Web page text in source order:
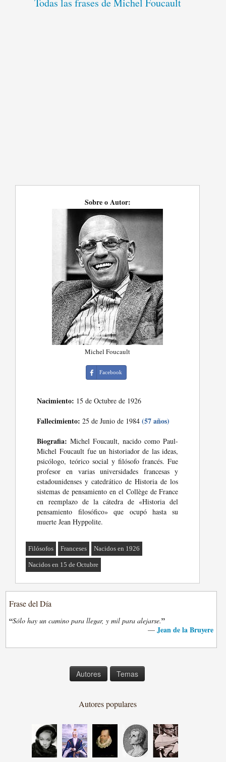
Todas las frases de Michel Foucault
Sobre o Autor:
Michel Foucault
Facebook
Nacimiento: 15 de Octubre de 1926
Fallecimiento: 25 de Junio de 1984(57 años)
Biografia: Michel Foucault, nacido como Paul-
Michel Foucault fue un historiador de las ideas,
psicólogo, teórico social y filósofo francés. Fue
profesor en varias universidades francesas y
estadounidenses y catedrático de Historia de los
sistemas de pensamiento en el Collège de France
en reemplazo de la cátedra de «Historia del
pensamiento filosófico» que ocupó hasta su
muerte Jean Hyppolite.
Filósofos Franceses Nacidos en 1926
Nacidos en 15 de Octubre
Frase del Día
“Sólo hay un camino para llegar, y mil para alejarse.”
— Jean de la Bruyere
Autores Temas
Autores populares